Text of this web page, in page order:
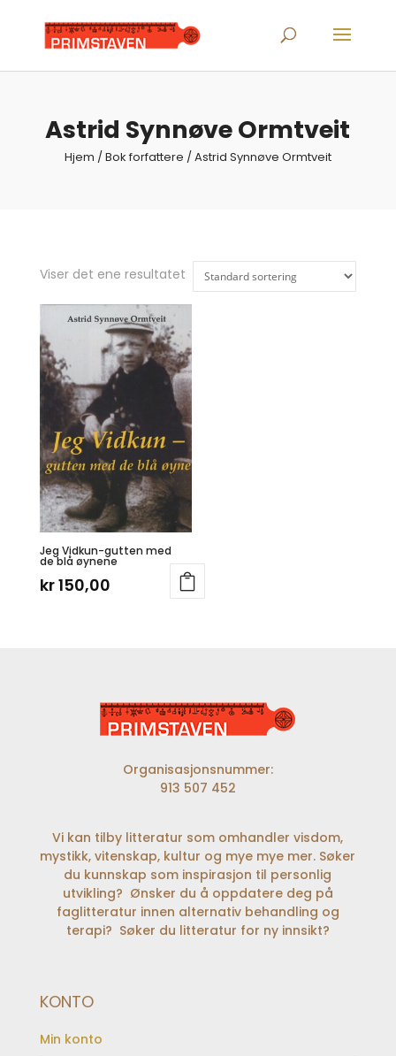
search
Astrid Synnøve Ormtveit
Hjem / Bok forfattere / Astrid Synnøve Ormtveit
Viser det ene resultatet
Jeg Vidkun-gutten med
de blå øynene
kr150,00
Organisasjonsnummer:
913 507 452
Vi kan tilby litteratur som omhandler visdom,
mystikk, vitenskap, kultur og mye mye mer. Søker
du kunnskap som inspirasjon til personlig
utvikling? Ønsker du å oppdatere deg på
faglitteratur innen alternativ behandling og
terapi? Søker du litteratur for ny innsikt?
KONTO
Min konto